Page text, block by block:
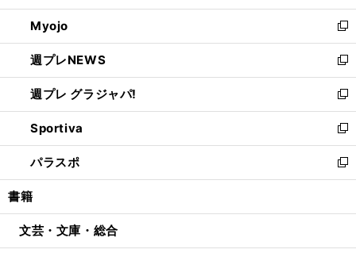
開
く
ウ
で
開
く
ン
ド
ウ
で
開
く
ウ
ィ
ン
ド
ウ
で
開
く
Myojo
新
し
い
ウ
ィ
ン
ド
ウ
で
開
週プレNEWS
新
し
い
ウ
ィ
ン
ド
ウ
開
週プレ グラジャパ!
新
し
い
ウ
ィ
ン
ウ
開
Sportiva
新
し
い
ウ
ン
ウ
パラスポ
新
し
ウ
ン
書籍
文芸・文庫・総合